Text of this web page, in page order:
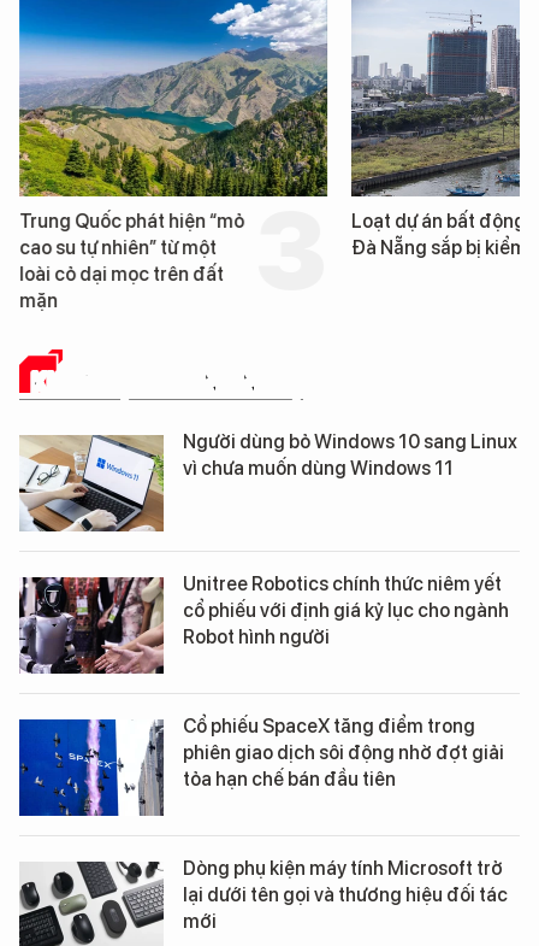
Trung Quốc phát hiện “mỏ
cao su tự nhiên” từ một
loài cỏ dại mọc trên đất
mặn
Loạt dự án bất động
Đà Nẵng sắp bị kiểm
KHOA HỌC - CÔNG NGHỆ
Người dùng bỏ Windows 10 sang Linux
vì chưa muốn dùng Windows 11
Unitree Robotics chính thức niêm yết
cổ phiếu với định giá kỷ lục cho ngành
Robot hình người
Cổ phiếu SpaceX tăng điểm trong
phiên giao dịch sôi động nhờ đợt giải
tỏa hạn chế bán đầu tiên
Dòng phụ kiện máy tính Microsoft trở
lại dưới tên gọi và thương hiệu đối tác
mới